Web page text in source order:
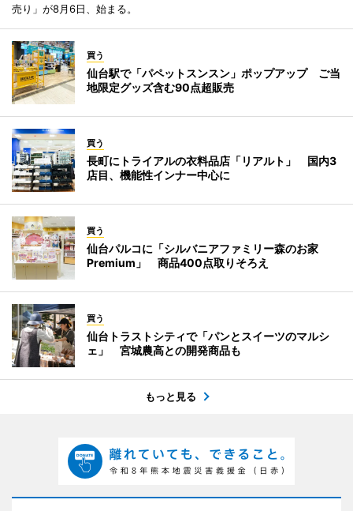
売り」が8月6日、始まる。
買う
仙台駅で「パペットスンスン」ポップアップ ご当
地限定グッズ含む90点超販売
買う
長町にトライアルの衣料品店「リアルト」 国内3
店目、機能性インナー中心に
買う
仙台パルコに「シルバニアファミリー森のお家
Premium」 商品400点取りそろえ
買う
仙台トラストシティで「パンとスイーツのマルシ
ェ」 宮城農高との開発商品も
もっと見る